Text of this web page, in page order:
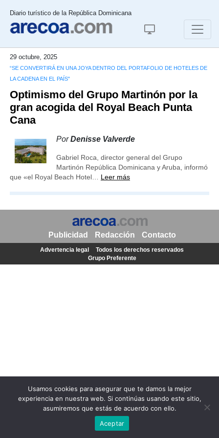
Diario turístico de la República Dominicana
29 octubre, 2025
“SE CONVERTIRÁ EN UNA JOYA DENTRO DEL PORTAFOLIO DE HOTELES DE
LA CADENA EN EL PAÍS"
Optimismo del Grupo Martinón por la
gran acogida del Royal Beach Punta
Cana
PorDenisse Valverde
Gabriel Roca, director general del Grupo
Martinón República Dominicana y Aruba, informó
que «el Royal Beach Hotel… Leer más
Usamos cookies para asegurar que te damos la mejor
experiencia en nuestra web. Si continúas usando este sitio,
asumiremos que estás de acuerdo con ello.
Aceptar
Publicidad Redacción Contacto
Advertencia legal
Todos los derechos reservados
Grupo Preferente